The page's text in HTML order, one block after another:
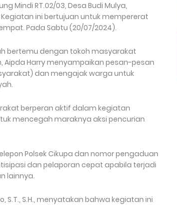
Mindi RT.02/03, Desa Budi Mulya,
ini bertujuan untuk mempererat
Pada Sabtu (20/07/2024).
bertemu dengan tokoh masyarakat
Aipda Harry menyampaikan pesan-pesan
dan mengajak warga untuk
berperan aktif dalam kegiatan
mencegah maraknya aksi pencurian
Polsek Cikupa dan nomor pengaduan
dan pelaporan cepat apabila terjadi
lainnya.
S.T., S.H., menyatakan bahwa kegiatan ini